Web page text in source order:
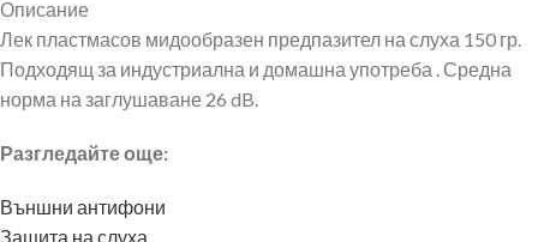
Описание
Лек пластмасов мидообразен предпазител на слуха 150 гр.
Подходящ за индустриална и домашна употреба . Средна
норма на заглушаване 26 dB.
Разгледайте още:
Външни антифони
Защита на слуха